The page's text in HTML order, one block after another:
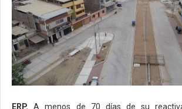
ERP. A menos de 70 días de su